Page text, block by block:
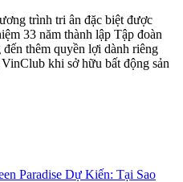
trình tri ân đặc biệt được
33 năm thành lập Tập đoàn
thêm quyền lợi dành riêng
khi sở hữu bất động sản
Paradise Dự Kiến: Tại Sao